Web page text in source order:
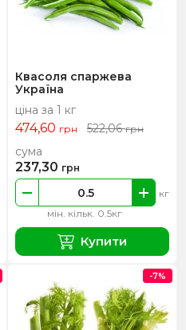
Квасоля спаржева
Україна
ціна за 1 кг
474,60 грн 522,06грн
мін. кільк. 0.5кг
кг
сума
237,30 грн
Купити
-7%